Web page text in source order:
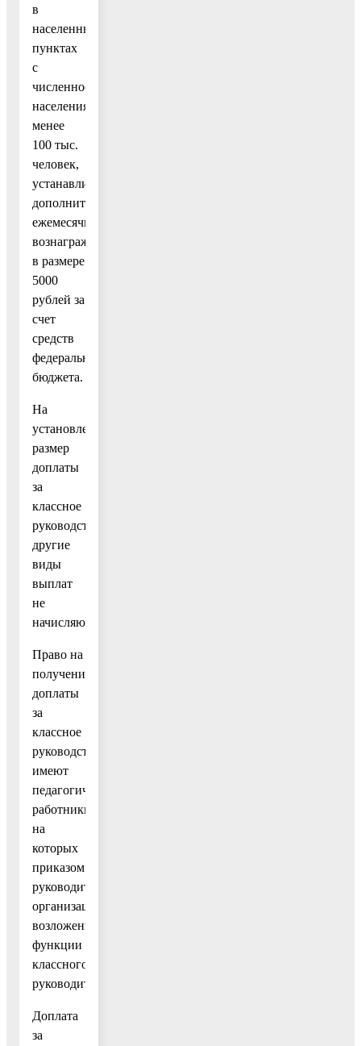
в
населенных
пунктах
с
численностью
населения
‎менее
100 тыс.
человек,
устанавливается
дополнительное
ежемесячное
вознаграждение
в размере
5000
рублей за
счет
средств
федерального
бюджета.
На
установленный
размер
доплаты
за
классное
руководство
другие
виды
выплат
не
начисляются.
Право на
получение
доплаты
за
классное
руководство
имеют
педагогические
работники,
на
которых
приказом
руководителя
организации
возложены
функции
классного
руководителя.
Доплата
за